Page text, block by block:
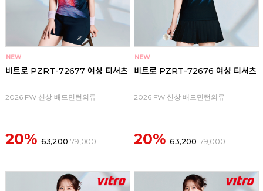
비트로 PZRT-72677 여성 티셔츠
2026 FW 신상 배드민턴의류
20% 63,200 79,000
비트로 PZRT-72676 여성 티셔츠
2026 FW 신상 배드민턴의류
20% 63,200 79,000